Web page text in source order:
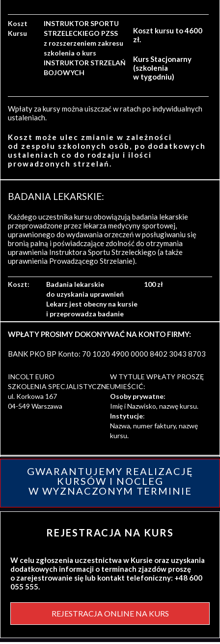
Koszt
Kursu
INSTRUKTOR SPORTU
STRZELECKIEGO PZSS
z rozszerzeniem zakresu
szkolenia o kurs
INSTRUKTOR STRZELAŃ
BOJOWYCH
Koszt kursu to 4600
zł.
Kurs Stacjonarny
(szkolenia
w tygodniu)
Wpłaty za kursy można uiszczać w ratach po indywidualnych
ustaleniach.
Koszt może ulec zmianie w zależności
od zespołu szkolonych osób, po dodatkowych
ustaleniach co do rodzaju i ilości
prowadzonych strzelań.
BADANIA LEKARSKIE:
Każdego uczestnika kursu obowiązują badania lekarskie
przeprowadzone przez lekarza medycyny sportowej,
uprawnionego do wydawania orzeczeń w posługiwaniu się
bronią palną i poświadczające zdolność do otrzymania
uprawnienia Instruktora Sportu Strzeleckiego (a także
uprawnienia Prowadzącego Strzelanie).
Koszt:
Badania lekarskie
do uzyskania uprawnień
Lekarz jest obecny na kursie
i przeprowadza badanie
100 zł
WPŁATY PROSIMY DOKONYWAĆ NA KONTO FIRMY:
BANK PKO BP Konto: 70 1020 4900 0000 8402 3043 8703
INCOLT EURO
SZKOLENIA SPECJALISTYCZNE
ul. Korkowa 167
04-549 Warszawa
W TYTULE WPŁATY PROSZĘ
UMIEŚCIĆ:
Osoby prywatne:
Imię i Nazwisko, nazwę kursu.
Instytucje:
Nazwa, numer faktury, nazwę
kursu.
GWARANTUJEMY REALIZACJĘ
KURSÓW I NOCLEG
W WYZNACZONYM TERMINIE
REJESTRACJA NA KURS
W celu zgłoszenia uczestnictwa w Kursie oraz uzyskania
dodatkowych informacji o terminach zjazdów proszę
o zarejestrowanie się lub kontakt telefoniczny: +48 600
055 555.
REJESTRACJA ONLINE NA KURS